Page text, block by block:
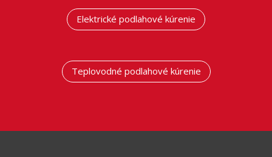
Elektrické podlahové kúrenie
Teplovodné podlahové kúrenie